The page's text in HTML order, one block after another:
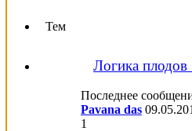
Тем
Логика
Последнее
Pavana das
1